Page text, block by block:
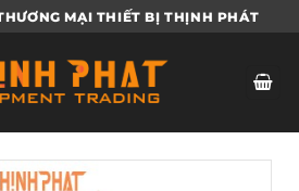
MẠI THIẾT BỊ THỊNH PHÁT